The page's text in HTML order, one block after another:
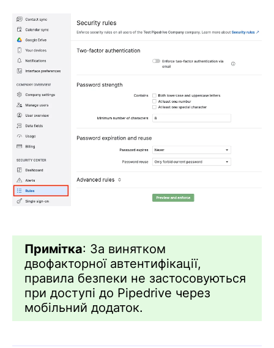
Примітка: За винятком
двофакторної автентифікації,
правила безпеки не застосовуються
при доступі до Pipedrive через
мобільний додаток.